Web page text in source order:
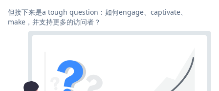
但接下来是a tough question：如何engage、captivate、
make，并支持更多的访问者？